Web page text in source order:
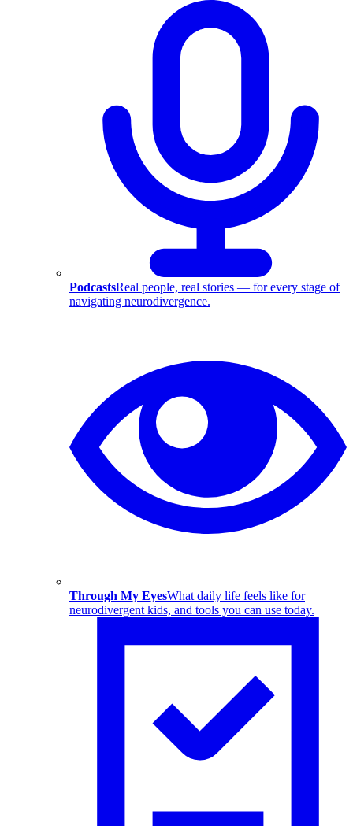
PodcastsReal people, real stories — for every stage of
navigating neurodivergence.
Through My EyesWhat daily life feels like for
neurodivergent kids, and tools you can use today.